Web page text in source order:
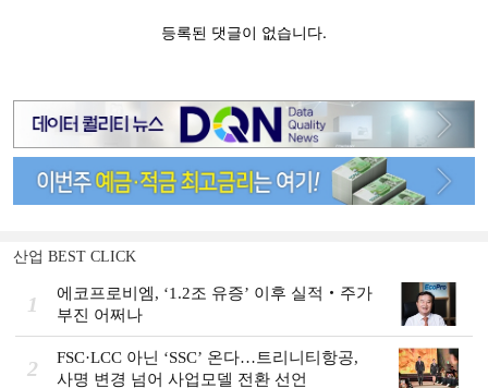
산업 BEST CLICK
1
에코프로비엠, ‘1.2조 유증’ 이후 실적‧주가
부진 어쩌나
2
FSC·LCC 아닌 ‘SSC’ 온다…트리니티항공,
사명 변경 넘어 사업모델 전환 선언